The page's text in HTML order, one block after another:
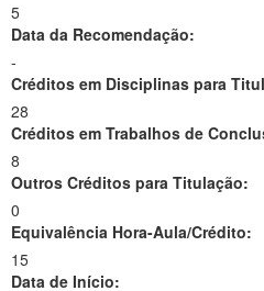
5
Data da Recomendação:
-
Créditos em Disciplinas para
28
Créditos em Trabalhos de
8
Outros Créditos para Titulação:
0
Equivalência Hora-Aula/Crédito:
15
Data de Início: